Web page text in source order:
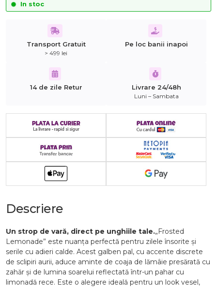
In stoc
Transport Gratuit
> 499 lei
Pe loc banii inapoi
14 de zile Retur Livrare 24/48h
Luni – Sambata
Descriere
Un strop de vară, direct pe unghiile tale.„Frosted
Lemonade” este nuanța perfectă pentru zilele însorite și
serile cu adieri calde. Acest galben pal, cu accente discrete
de sclipiri aurii, aduce aminte de coaja de lămâie presărată cu
zahăr și de lumina soarelui reflectată într-un pahar cu
limonadă rece. Este o alegere ideală pentru un look vesel,